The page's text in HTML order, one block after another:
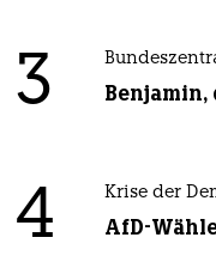
3
4 Krise der
AfD-